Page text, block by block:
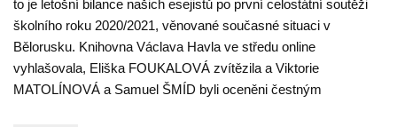
to je letošní bilance našich esejistů po první celostátní soutěži
školního roku 2020/2021, věnované současné situaci v
Bělorusku. Knihovna Václava Havla ve středu online
vyhlašovala, Eliška FOUKALOVÁ zvítězila a Viktorie
MATOLÍNOVÁ a Samuel ŠMÍD byli oceněni čestným